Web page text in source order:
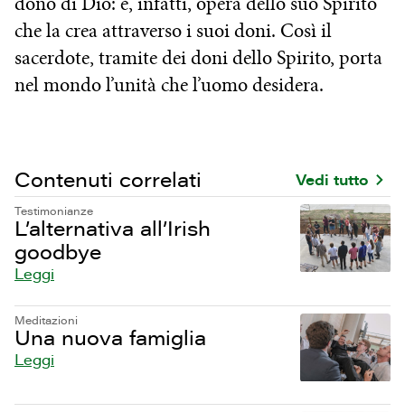
che la crea attraverso i suoi doni. Così il
sacerdote, tramite dei doni dello Spirito, porta
nel mondo l’unità che l’uomo desidera.
Contenuti correlati Vedi tutto
Testimonianze
L’alternativa all’Irish
goodbye
Leggi
Meditazioni
Una nuova famiglia
Leggi